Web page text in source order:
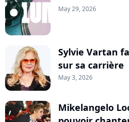
May 29, 2026
Sylvie Vartan
sur sa carrière
May 3, 2026
Mikelangelo